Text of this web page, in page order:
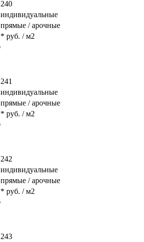
240
индивидуальные
прямые / арочные
* руб. / м2
241
индивидуальные
прямые / арочные
* руб. / м2
242
индивидуальные
прямые / арочные
* руб. / м2
243